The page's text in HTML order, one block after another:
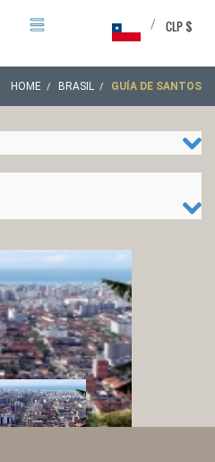
CLP $
/
HOME BRASIL GUÍA DE SANTOS